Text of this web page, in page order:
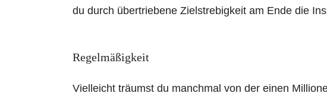
du durch übertriebene Zielstrebigkeit am Ende die
Regelmäßigkeit
Vielleicht träumst du manchmal von der einen